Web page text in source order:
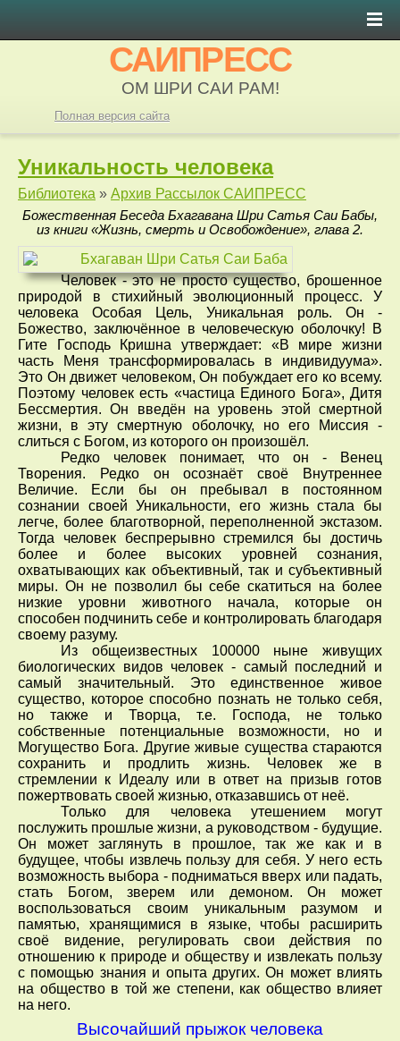
САИПРЕСС
ОМ ШРИ САИ РАМ!
Полная версия сайта
Уникальность человека
Библиотека » Архив Рассылок САИПРЕСС
Божественная Беседа Бхагавана Шри Сатья Саи Бабы,
из книги «Жизнь, смерть и Освобождение», глава 2.
Человек - это не просто существо, брошенное
природой в стихийный эволюционный процесс. У
человека Особая Цель, Уникальная роль. Он -
Божество, заключённое в человеческую оболочку! В
Гите Господь Кришна утверждает: «В мире жизни
часть Меня трансформировалась в индивидуума».
Это Он движет человеком, Он побуждает его ко всему.
Поэтому человек есть «частица Единого Бога», Дитя
Бессмертия. Он введён на уровень этой смертной
жизни, в эту смертную оболочку, но его Миссия -
слиться с Богом, из которого он произошёл.
Редко человек понимает, что он - Венец
Творения. Редко он осознаёт своё Внутреннее
Величие. Если бы он пребывал в постоянном
сознании своей Уникальности, его жизнь стала бы
легче, более благотворной, переполненной экстазом.
Тогда человек беспрерывно стремился бы достичь
более и более высоких уровней сознания,
охватывающих как объективный, так и субъективный
миры. Он не позволил бы себе скатиться на более
низкие уровни животного начала, которые он
способен подчинить себе и контролировать благодаря
своему разуму.
Из общеизвестных 100000 ныне живущих
биологических видов человек - самый последний и
самый значительный. Это единственное живое
существо, которое способно познать не только себя,
но также и Творца, т.е. Господа, не только
собственные потенциальные возможности, но и
Могущество Бога. Другие живые существа стараются
сохранить и продлить жизнь. Человек же в
стремлении к Идеалу или в ответ на призыв готов
пожертвовать своей жизнью, отказавшись от неё.
Только для человека утешением могут
послужить прошлые жизни, а руководством - будущие.
Он может заглянуть в прошлое, так же как и в
будущее, чтобы извлечь пользу для себя. У него есть
возможность выбора - подниматься вверх или падать,
стать Богом, зверем или демоном. Он может
воспользоваться своим уникальным разумом и
памятью, хранящимися в языке, чтобы расширить
своё видение, регулировать свои действия по
отношению к природе и обществу и извлекать пользу
с помощью знания и опыта других. Он может влиять
на общество в той же степени, как общество влияет
на него.
Высочайший прыжок человека